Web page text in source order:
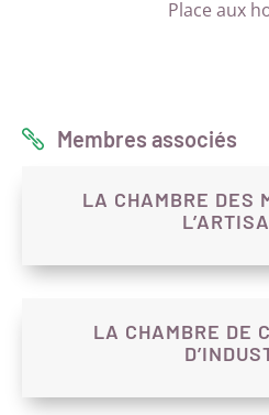
Place aux
 Membres associés
LA CHAMBRE DES
LA CHAMBRE DE